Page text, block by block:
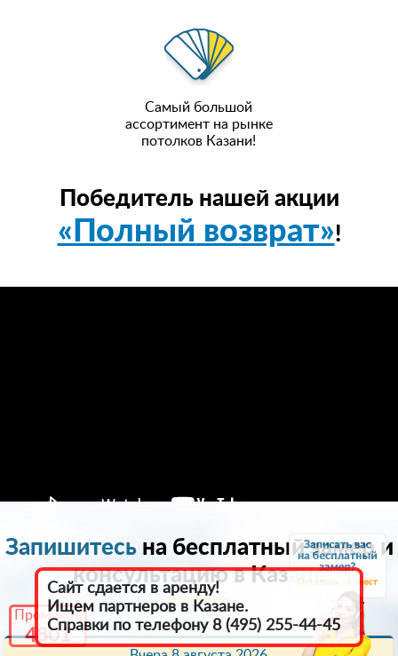
6
Промокод
4801
Самый большой
ассортимент на рынке
потолков Казани!
Победитель нашей акции
«Полный возврат»!
Запишитесьна бесплатный замер и
консультацию в Казанe
Сайт сдается в аренду!
Ищем партнеров в Казанe.
Справки по телефону 8 (495) 255-44-45